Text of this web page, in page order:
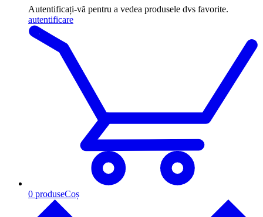
Autentificați-vă pentru a vedea produsele dvs favorite.
autentificare
0 produseCoș